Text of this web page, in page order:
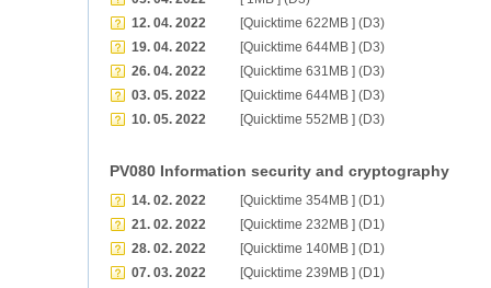
12. 04. 2022
[Quicktime 622MB ] (D3)
19. 04. 2022
[Quicktime 644MB ] (D3)
26. 04. 2022
[Quicktime 631MB ] (D3)
03. 05. 2022
[Quicktime 644MB ] (D3)
10. 05. 2022
[Quicktime 552MB ] (D3)
PV080 Information security and cryptography
14. 02. 2022
[Quicktime 354MB ] (D1)
21. 02. 2022
[Quicktime 232MB ] (D1)
28. 02. 2022
[Quicktime 140MB ] (D1)
07. 03. 2022
[Quicktime 239MB ] (D1)